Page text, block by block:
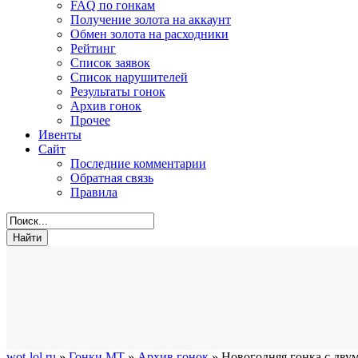
FAQ по гонкам
Получение золота на аккаунт
Обмен золота на расходники
Рейтинг
Список заявок
Список нарушителей
Результаты гонок
Архив гонок
Прочее
Ивенты
Сайт
Последние комментарии
Обратная связь
Правила